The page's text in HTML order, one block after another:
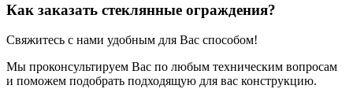
Как заказать стеклянные ограждения?
Свяжитесь с нами удобным для Вас способом!
Мы проконсультируем Вас по любым техническим вопросам
и поможем подобрать подходящую для вас конструкцию.